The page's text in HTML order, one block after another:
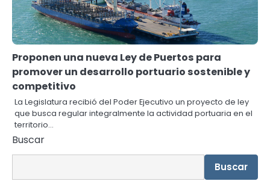
Proponen una nueva Ley de Puertos para
promover un desarrollo portuario sostenible y
competitivo
La Legislatura recibió del Poder Ejecutivo un proyecto de ley
que busca regular integralmente la actividad portuaria en el
territorio…
Buscar
Buscar